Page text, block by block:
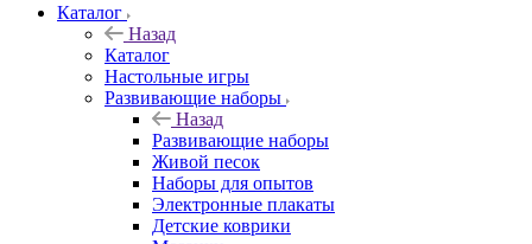
Каталог
Назад
Каталог
Настольные игры
Развивающие наборы
Назад
Развивающие наборы
Живой песок
Наборы для опытов
Электронные плакаты
Детские коврики